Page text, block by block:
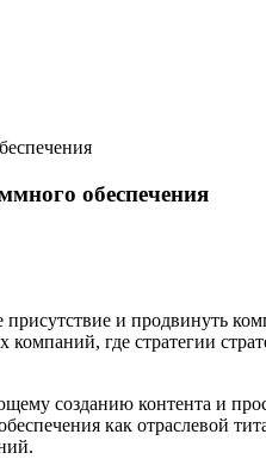
обеспечения
и продвинуть
где стратегии
созданию контента и
как отраслевой